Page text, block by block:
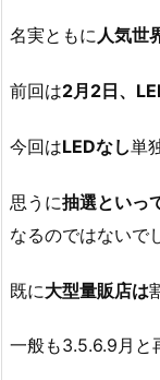
名実ともに人気世
前回は2月2日、
今回はLEDなし単
思うに抽選といっ
なるのではないで
既に大型量販店は
一般も3.5.6.9月と